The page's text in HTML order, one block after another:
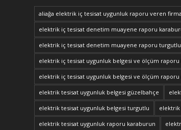
aliağa elektrik iç tesisat uygunluk raporu veren
elektrik iç tesisat denetim muayene raporu
elektrik iç tesisat denetim muayene raporu turgutlu
elektrik iç tesisat uygunluk belgesi ve ölçüm
elektrik iç tesisat uygunluk belgesi ve ölçüm
elektrik tesisat uygunluk belgesi güzelbahçe
elektrik tesisat uygunluk belgesi turgutlu elektrik
elektrik tesisat uygunluk raporu karaburun